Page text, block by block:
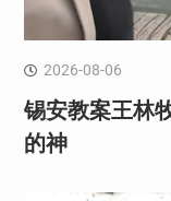
2026-08-06
锡安教案王林
的神